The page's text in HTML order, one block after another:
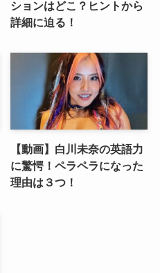
ションはどこ？ヒントから
詳細に迫る！
【動画】白川未奈の英語力
に驚愕！ペラペラになった
理由は３つ！